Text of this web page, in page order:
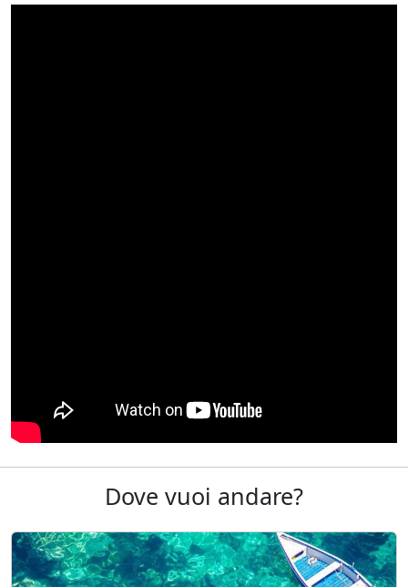
Dove vuoi andare?